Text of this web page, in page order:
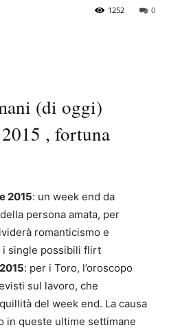
0
1252
(di oggi)
, fortuna
2015: un week end da
persona amata, per
romanticismo e
i single possibili flirt
: per i Toro, l’oroscopo
sul lavoro, che
del week end. La causa
in queste ultime settimane